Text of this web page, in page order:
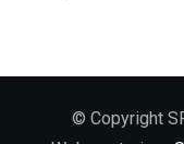
© Copyright